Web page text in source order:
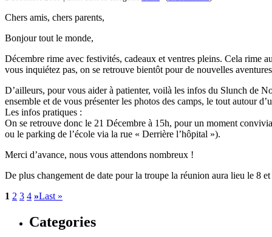
Chers amis, chers parents,
Bonjour tout le monde,
Décembre rime avec festivités, cadeaux et ventres pleins. Cela rime
vous inquiétez pas, on se retrouve bientôt pour de nouvelles
D’ailleurs, pour vous aider à patienter, voilà les infos du Slunch de
ensemble et de vous présenter les photos des camps, le tout autour
Les infos pratiques :
On se retrouve donc le 21 Décembre à 15h, pour un moment
ou le parking de l’école via la rue « Derrière l’hôpital »).
Merci d’avance, nous vous attendons nombreux !
De plus changement de date pour la troupe la réunion aura lieu le 8
1 2 3 4 »Last »
Categories